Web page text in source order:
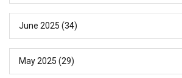
June 2025 (34)
May 2025 (29)